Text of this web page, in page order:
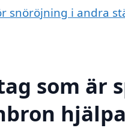
snöröjning i andra
som är